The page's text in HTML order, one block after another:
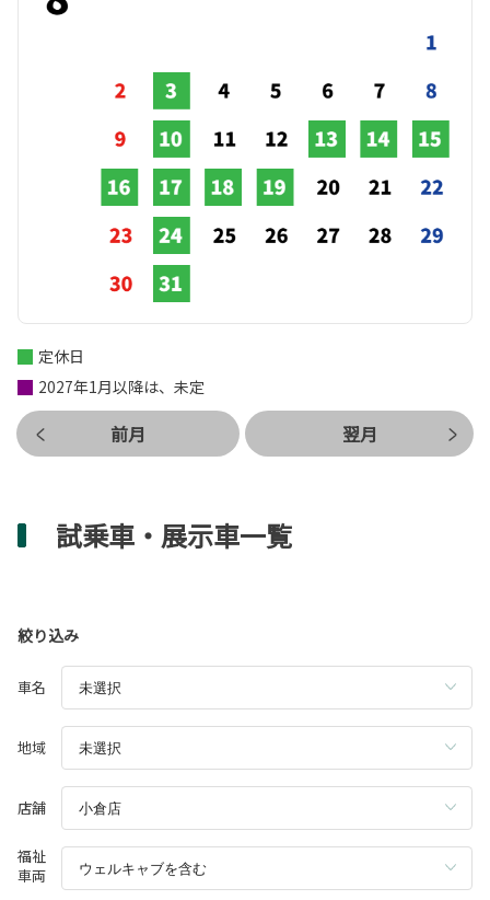
前月 翌月
定休日
2027年1月以降は、未定
試乗車・展示車一覧
絞り込み
車名
地域
店舗
福祉
車両